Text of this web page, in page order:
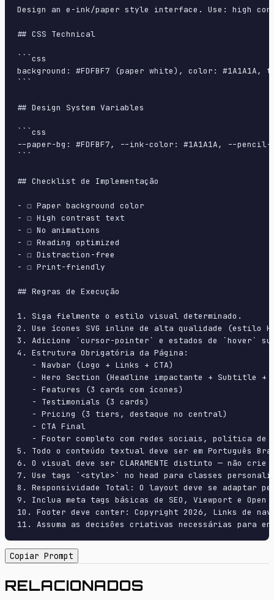
Design an e-ink/paper style interface. Use: high
## CSS Technical
```css
background: #FDFBF7 (paper white), color:
```
## Design System Variables
```css
--paper-bg: #FDFBF7, --ink-color: #1A1A1A, --
```
## Checklist de Implementação
- ☐ Paper background color
- ☐ High contrast text
- ☐ No animations
- ☐ Reading optimized
- ☐ Distraction-free
- ☐ Print-friendly
## Regras de Execução
1. Siga fielmente o estilo visual determinado.
2. Use ícones SVG inline de alta qualidade (estilo
3. Adicione `cursor-pointer` e estados de `hover`
4. Estrutura Obrigatória da Página:
   - Navbar (Logo + Links + CTA)
- Hero Section (Headline impactante + Subtitle +
   - Features (3 cards com ícones)
   - Testimonials (3 cards)
   - Pricing (3 tiers, destaque no central)
   - CTA Final
- Footer completo com redes sociais, política
5. Todo o conteúdo textual deve ser em Português
6. O visual deve ser CLARAMENTE distinto — não
7. Use tags `<style>` no head para classes
8. Responsividade Total: O layout deve se adaptar
9. Inclua meta tags básicas de SEO, Viewport e Open
10. Footer deve conter: Copyright 2026, Links de
11. Assuma as decisões criativas necessárias para
Copiar Prompt
RELACIONADOS